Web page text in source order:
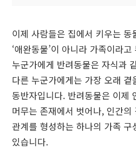
이제 사람들은 집에서 키우는 동
‘애완동물’이 아니라 가족이라고
누군가에게 반려동물은 자식과
다른 누군가에게는 가장 오래 곁
동반자입니다. 반려동물은 이제
머무는 존재에서 벗어나, 인간의
관계를 형성하는 하나의 가족 구
있습니다.